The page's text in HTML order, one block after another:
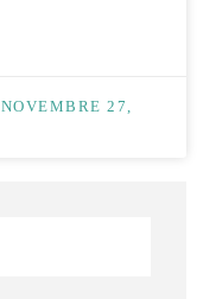
NOVEMBRE 27,